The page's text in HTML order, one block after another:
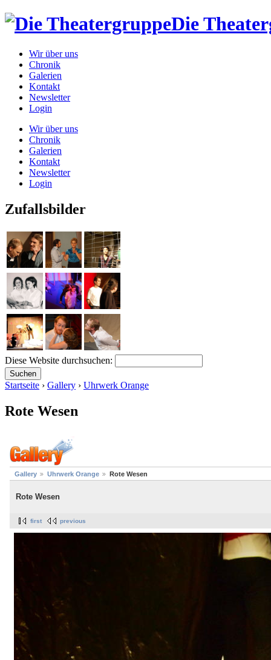
Die
Wir über uns
Chronik
Galerien
Kontakt
Newsletter
Login
Wir über uns
Chronik
Galerien
Kontakt
Newsletter
Login
Zufallsbilder
Diese Website durchsuchen:
Startseite › Gallery › Uhrwerk Orange
Rote Wesen
Gallery Uhrwerk Orange Rote Wesen
Rote Wesen
first previous